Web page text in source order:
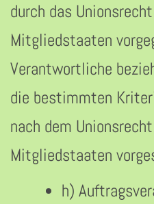
durch das
Mitgliedstaaten
Verantwortliche
die bestimmten
nach dem
Mitgliedstaaten
h)